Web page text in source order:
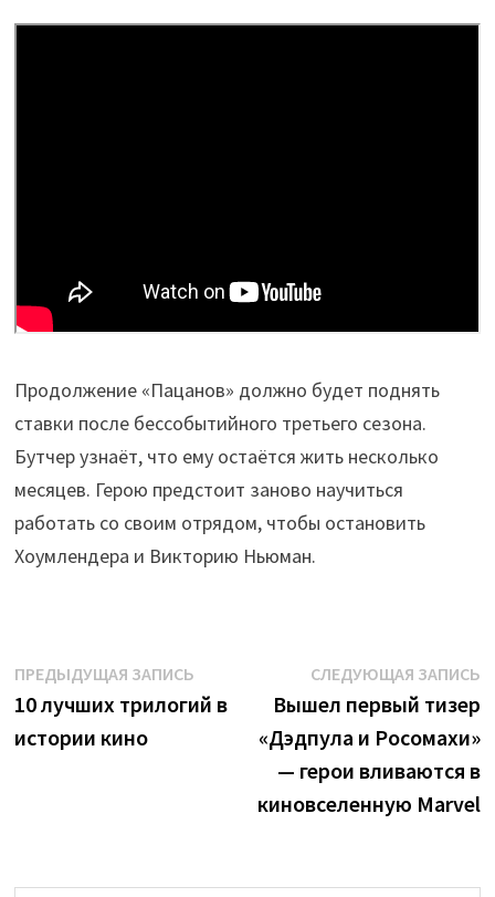
Продолжение «Пацанов» должно будет поднять
ставки после бессобытийного третьего сезона.
Бутчер узнаёт, что ему остаётся жить несколько
месяцев. Герою предстоит заново научиться
работать со своим отрядом, чтобы остановить
Хоумлендера и Викторию Ньюман.
Навигация
по
записям
ПРЕДЫДУЩАЯ ЗАПИСЬПредыдущая
запись:
10 лучших трилогий в
истории кино
СЛЕДУЮЩАЯ ЗАПИСЬ
Вышел первый тизер
«Дэдпула и Росомахи»
— герои вливаются в
киновселенную Marvel